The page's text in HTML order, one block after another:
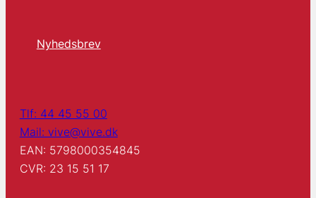
Nyhedsbrev
Tlf: 44 45 55 00
Mail: vive@vive.dk
EAN: 5798000354845
CVR: 23 15 51 17